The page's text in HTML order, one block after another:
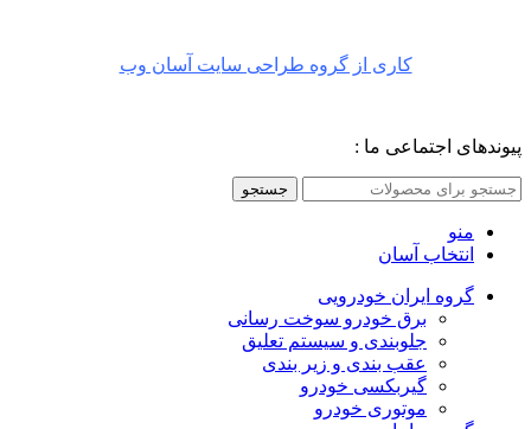
کاری از گروه طراحی سایت آسان وب
پیوندهای اجتماعی ما :
جستجو
منو
انتخاب آسان
گروه ایران خودرویی
برق خودرو سوخت رسانی
جلوبندی و سیستم تعلیق
عقب بندی و زیر بندی
گیربکسی خودرو
موتوری خودرو